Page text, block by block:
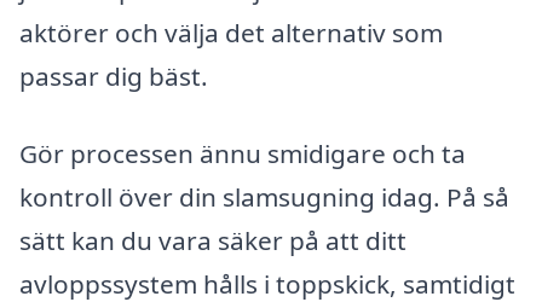
aktörer och välja det alternativ som
passar dig bäst.
Gör processen ännu smidigare och ta
kontroll över din slamsugning idag. På så
sätt kan du vara säker på att ditt
avloppssystem hålls i toppskick, samtidigt